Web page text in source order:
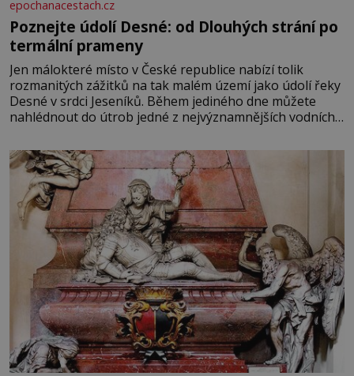
epochanacestach.cz
Poznejte údolí Desné: od Dlouhých strání po
termální prameny
Jen málokteré místo v České republice nabízí tolik
rozmanitých zážitků na tak malém území jako údolí řeky
Desné v srdci Jeseníků. Během jediného dne můžete
nahlédnout do útrob jedné z nejvýznamnějších vodních
se na koloběžce a den zakončit poznáváním památek ve
Velkých Losinách nebo v termálním